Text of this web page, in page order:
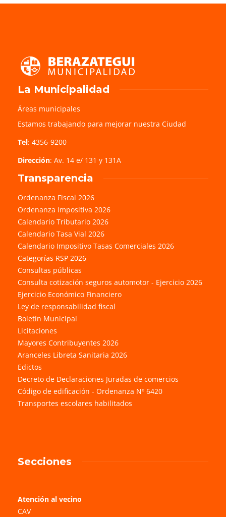
La Municipalidad
Áreas municipales
Estamos trabajando para mejorar nuestra Ciudad
Tel: 4356-9200
Dirección: Av. 14 e/ 131 y 131A
Transparencia
Ordenanza Fiscal 2026
Ordenanza Impositiva 2026
Calendario Tributario 2026
Calendario Tasa Vial 2026
Calendario Impositivo Tasas Comerciales 2026
Categorías RSP 2026
Consultas públicas
Consulta cotización seguros automotor - Ejercicio 2026
Ejercicio Económico Financiero
Ley de responsabilidad fiscal
Boletín Municipal
Licitaciones
Mayores Contribuyentes 2026
Aranceles Libreta Sanitaria 2026
Edictos
Decreto de Declaraciones Juradas de comercios
Código de edificación - Ordenanza Nº 6420
Transportes escolares habilitados
Secciones
Atención al vecino
CAV